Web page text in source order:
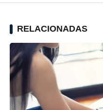
RELACIONADAS